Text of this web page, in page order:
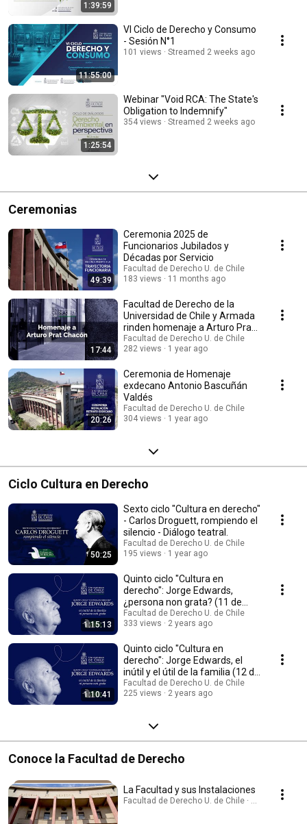
1:39:59
11:55:00
VI Ciclo de Derecho y Consumo
- Sesión N°1
101 views Streamed 2 weeks ago
1:25:54
Webinar "Void RCA: The State's
Obligation to Indemnify"
354 views Streamed 2 weeks ago
Ceremonias
49:39
Ceremonia 2025 de
Funcionarios Jubilados y
Décadas por Servicio
Facultad de Derecho U. de Chile
183 views
11 months ago
17:44
Facultad de Derecho de la
Universidad de Chile y Armada
rinden homenaje a Arturo Prat
como abogado
Facultad de Derecho U. de Chile
282 views
1 year ago
20:26
Ceremonia de Homenaje
exdecano Antonio Bascuñán
Valdés
Facultad de Derecho U. de Chile
304 views
1 year ago
Ciclo Cultura en Derecho
50:25
Sexto ciclo "Cultura en derecho"
- Carlos Droguett, rompiendo el
silencio - Diálogo teatral.
Facultad de Derecho U. de Chile
195 views
1 year ago
1:15:13
Quinto ciclo "Cultura en
derecho": Jorge Edwards,
¿persona non grata? (11 de
octubre)
Facultad de Derecho U. de Chile
333 views
2 years ago
1:10:41
Quinto ciclo "Cultura en
derecho": Jorge Edwards, el
inútil y el útil de la familia (12 de
octubre)
Facultad de Derecho U. de Chile
225 views
2 years ago
Conoce la Facultad de Derecho
La Facultad y sus Instalaciones
Facultad de Derecho U. de Chile · Playlist